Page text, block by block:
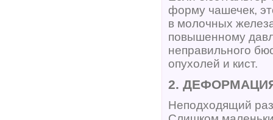
форму чашечек,
в молочных
повышенному
неправильного
опухолей и кист.
2.
Неподходящий